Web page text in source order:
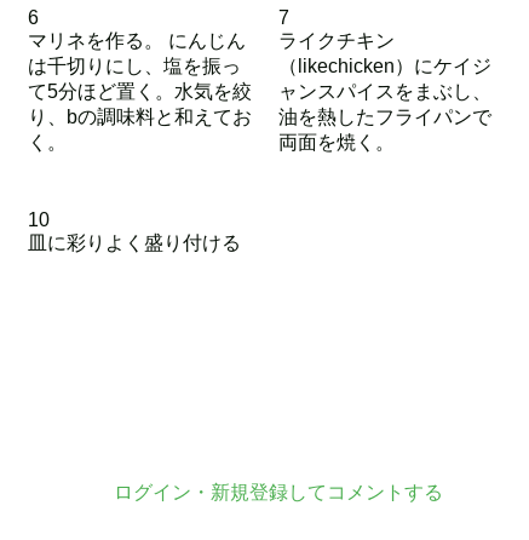
6
マリネを作る。 にんじん
は千切りにし、塩を振っ
て5分ほど置く。水気を絞
り、bの調味料と和えてお
く。
7
ライクチキン
（likechicken）にケイジ
ャンスパイスをまぶし、
油を熱したフライパンで
両面を焼く。
10
皿に彩りよく盛り付ける
ログイン・新規登録してコメントする